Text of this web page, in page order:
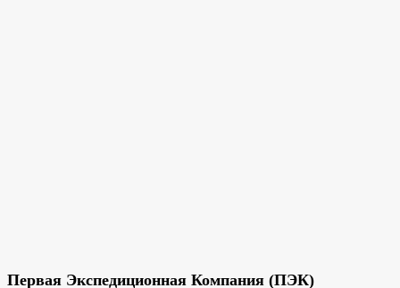
Первая Экспедиционная Компания (ПЭК)